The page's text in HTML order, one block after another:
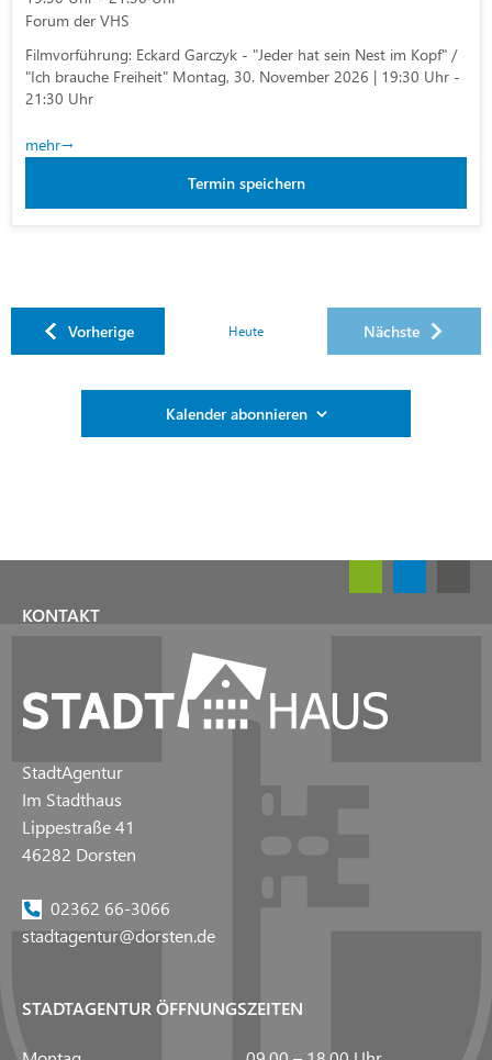
Forum der VHS
Filmvorführung: Eckard Garczyk - "Jeder hat sein Nest im Kopf" /
"Ich brauche Freiheit" Montag, 30. November 2026 | 19:30 Uhr -
21:30 Uhr
mehr
Termin speichern
VorherigeVeranstaltungenHeute
Nächste
Kalender abonnieren
KONTAKT
StadtAgentur
Im Stadthaus
Lippestraße 41
46282 Dorsten
02362 66-3066
stadtagentur@dorsten.de
STADTAGENTUR ÖFFNUNGSZEITEN